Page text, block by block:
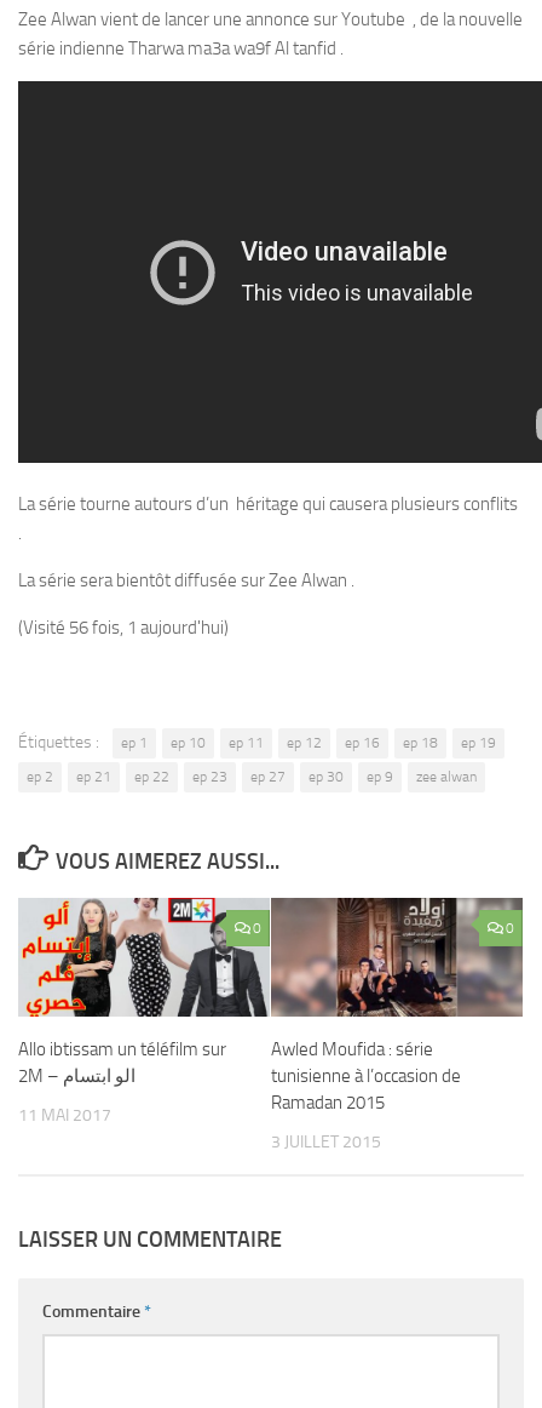
Zee Alwan vient de lancer une annonce sur Youtube , de la nouvelle
série indienne Tharwa ma3a wa9f Al tanfid .
La série tourne autours d’un héritage qui causera plusieurs conflits
.
La série sera bientôt diffusée sur Zee Alwan .
(Visité 56 fois, 1 aujourd'hui)
Étiquettes : ep 1 ep 10 ep 11 ep 12 ep 16 ep 18
ep 19
ep 2
ep 21 ep 22 ep 23 ep 27 ep 30 ep 9 zee alwan
VOUS AIMEREZ AUSSI...
0
Allo ibtissam un téléfilm sur
2M – الو ابتسام
11 MAI 2017
0
Awled Moufida : série
tunisienne à l’occasion de
Ramadan 2015
3 JUILLET 2015
LAISSER UN COMMENTAIRE
Commentaire*